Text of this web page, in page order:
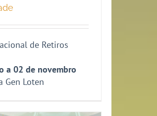
de Retiros
a 02 de novembro
Gen Loten